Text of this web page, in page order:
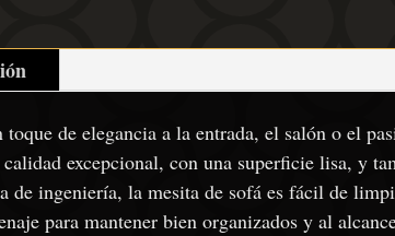
toque de elegancia a la entrada, el salón o el
excepcional, con una superficie lisa, y
de ingeniería, la mesita de sofá es fácil de
para mantener bien organizados y al